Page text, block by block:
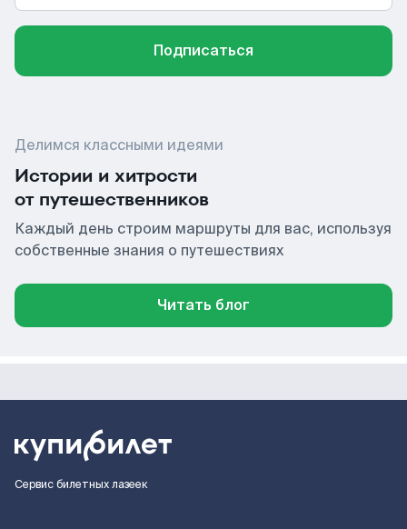
Подписаться
Делимся классными идеями
Истории и хитрости
от путешественников
Каждый день строим маршруты для вас, используя
собственные знания о путешествиях
Читать блог
Сервис билетных лазеек